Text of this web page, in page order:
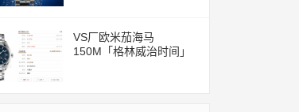
VS厂欧米茄海马
150M「格林威治时间」